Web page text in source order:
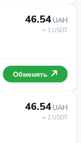
46.54UAH
= 1 USDT
Обменять
46.54UAH
= 1 USDT